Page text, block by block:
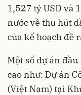
1,527 tỷ USD và
nước về thu hút
của kế hoạch đề
Một số dự án
cao như: Dự án
(Việt Nam) tại